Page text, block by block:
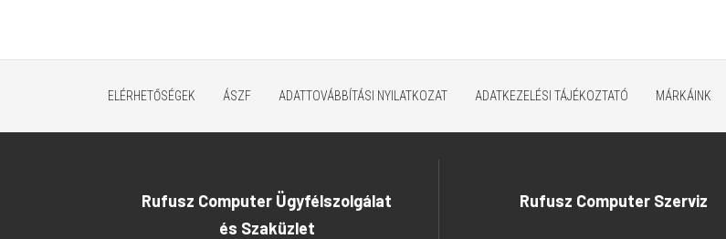
ELÉRHETŐSÉGEK ÁSZF ADATTOVÁBBÍTÁSI NYILATKOZAT ADATKEZELÉSI TÁJÉKOZTATÓ MÁRKÁINK
Rufusz Computer Ügyfélszolgálat
és Szaküzlet
Rufusz Computer Szerviz